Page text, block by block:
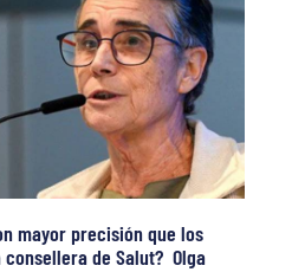
mayor precisión que los
de Salut? Olga